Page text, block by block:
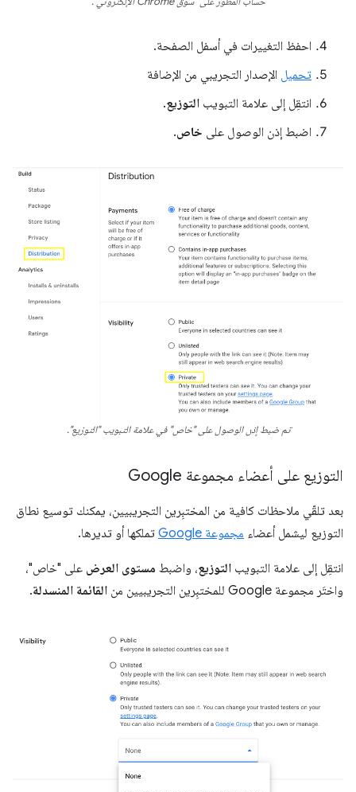
احفظ التغييرات في أسفل الصفحة.
تحميل الإصدار التجريبي من الإضافة
انتقِل إلى علامة التبويب التوزيع.
اضبط إذن الوصول على خاص.
تم ضبط إذن الوصول على "خاص" في علامة التبويب "التوزيع".
التوزيع على أعضاء مجموعة Google
بعد تلقّي ملاحظات كافية من المختبِرين التجريبيين، يمكنك توسيع نطاق
التوزيع ليشمل أعضاء مجموعة Google تملكها أو تديرها.
انتقِل إلى علامة التبويب التوزيع، واضبط مستوى العرض على "خاص"،
واختَر مجموعة Google للمختبِرين التجريبيين من
القائمة المنسدلة.